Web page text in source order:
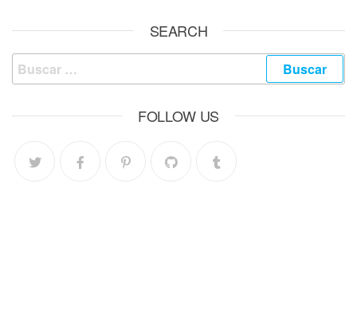
SEARCH
FOLLOW US